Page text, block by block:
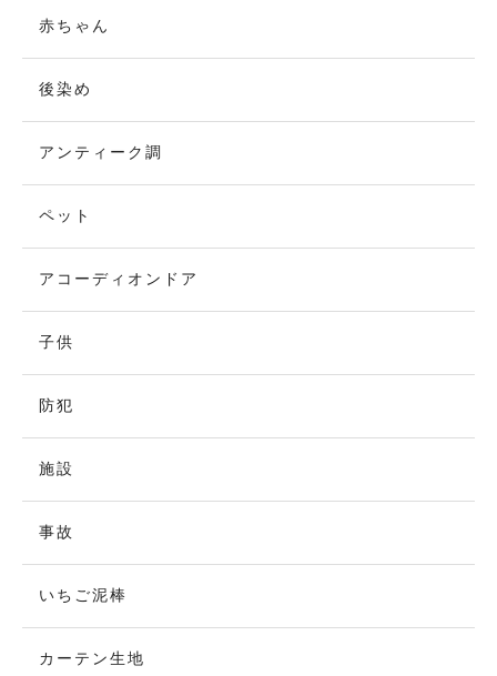
赤ちゃん
後染め
アンティーク調
ペット
アコーディオンドア
子供
防犯
施設
事故
いちご泥棒
カーテン生地